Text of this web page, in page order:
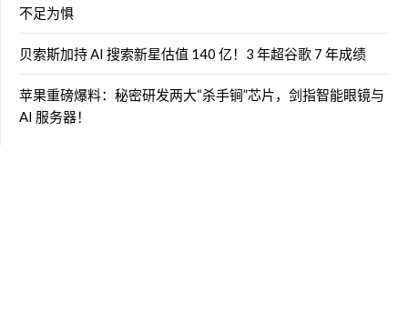
不足为惧
贝索斯加持 AI 搜索新星估值 140 亿！3 年超谷歌 7 年成绩
苹果重磅爆料：秘密研发两大“杀手锏”芯片，剑指智能眼镜与
AI 服务器！